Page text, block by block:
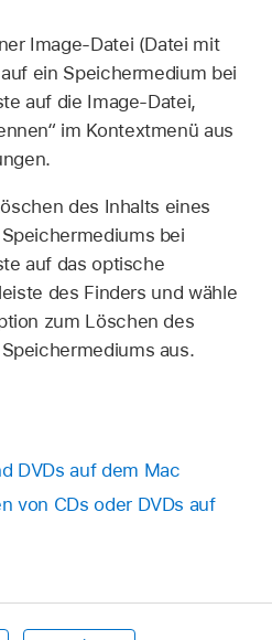
Image-Datei (Datei mit
ein Speichermedium bei
auf die Image-Datei,
im Kontextmenü aus
des Inhalts eines
bei
auf das optische
des Finders und wähle
zum Löschen des
aus.
DVDs auf dem Mac
von CDs oder DVDs auf